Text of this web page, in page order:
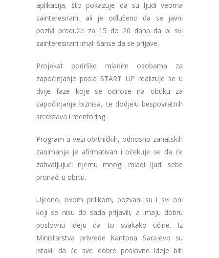
aplikacija, što pokazuje da su ljudi veoma
zainteresirani, ali je odlučeno da se javni
pozivi produže za 15 do 20 dana da bi svi
zainteresirani imali šanse da se prijave.
Projekat podrške mladim osobama za
započinjanje posla START UP realizuje se u
dvije faze koje se odnose na obuku za
započinjanje biznisa, te dodjelu bespovratnih
sredstava i mentoring.
Program u vezi obrtničkih, odnosno zanatskih
zanimanja je afirmativan i očekuje se da će
zahvaljujući njemu mnogi mladi ljudi sebe
pronaći u obrtu.
Ujedno, ovom prilikom, pozvani su i svi oni
koji se nisu do sada prijavili, a imaju dobru
poslovnu ideju da to svakako učine. Iz
Ministarstva privrede Kantona Sarajevo su
istakli da će sve dobre poslovne ideje biti